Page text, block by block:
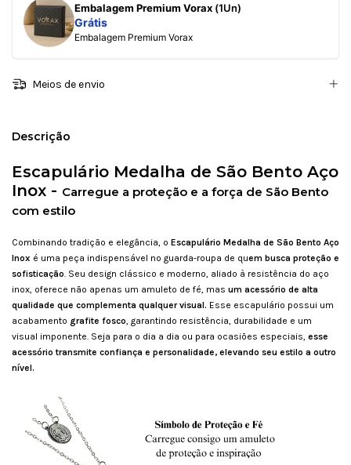
Embalagem Premium Vorax (1Un)
Grátis
Embalagem Premium Vorax
Meios de envio
Descrição
Escapulário Medalha de São Bento Aço
Inox - Carregue a proteção e a força de São Bento
com estilo
Combinando tradição e elegância, o Escapulário Medalha de São Bento Aço
Inox é uma peça indispensável no guarda-roupa de quem busca proteção e
sofisticação . Seu design clássico e moderno, aliado à resistência do aço
inox, oferece não apenas um amuleto de fé, mas um acessório de alta
qualidade que complementa qualquer visual. Esse escapulário possui um
acabamento grafite fosco , garantindo resistência, durabilidade e um
visual imponente. Seja para o dia a dia ou para ocasiões especiais, esse
acessório transmite confiança e personalidade, elevando seu estilo a outro
nível.